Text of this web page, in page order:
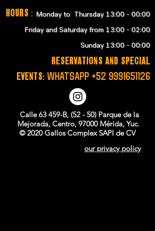
Hours : Monday to Thursday 13:00 - 00:00
Friday and Saturday from 13:00 - 02:00
Sunday 13:00 - 00:00
RESERVATIONS and SPECIAL
EVENTS: WHATSAPP +52 9991651126
Calle 63 459-B, (52 - 50) Parque de la
Mejorada, Centro, 97000 Mérida, Yuc.
© 2020 Gallos Complex SAPI de CV
our privacy policy